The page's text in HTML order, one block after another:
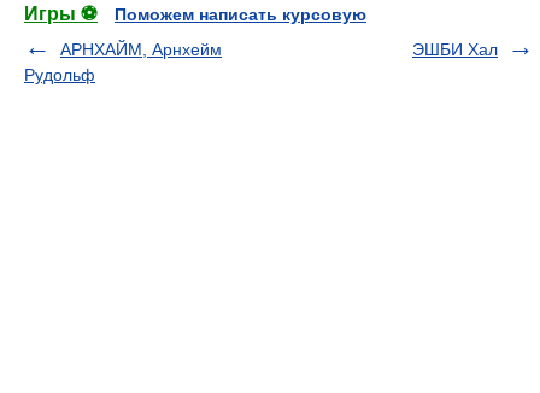
Игры ⚽
Поможем написать курсовую
АРНХАЙМ, Арнхейм
Рудольф
ЭШБИ Хал